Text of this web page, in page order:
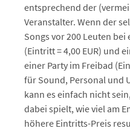
entsprechend der
Veranstalter. Wenn der
Songs vor 200 Leuten
(Eintritt = 4,00 EUR) und
einer Party im Freibad
für Sound, Personal und
kann es einfach nicht
dabei spielt, wie viel am
höhere Eintritts-Preis